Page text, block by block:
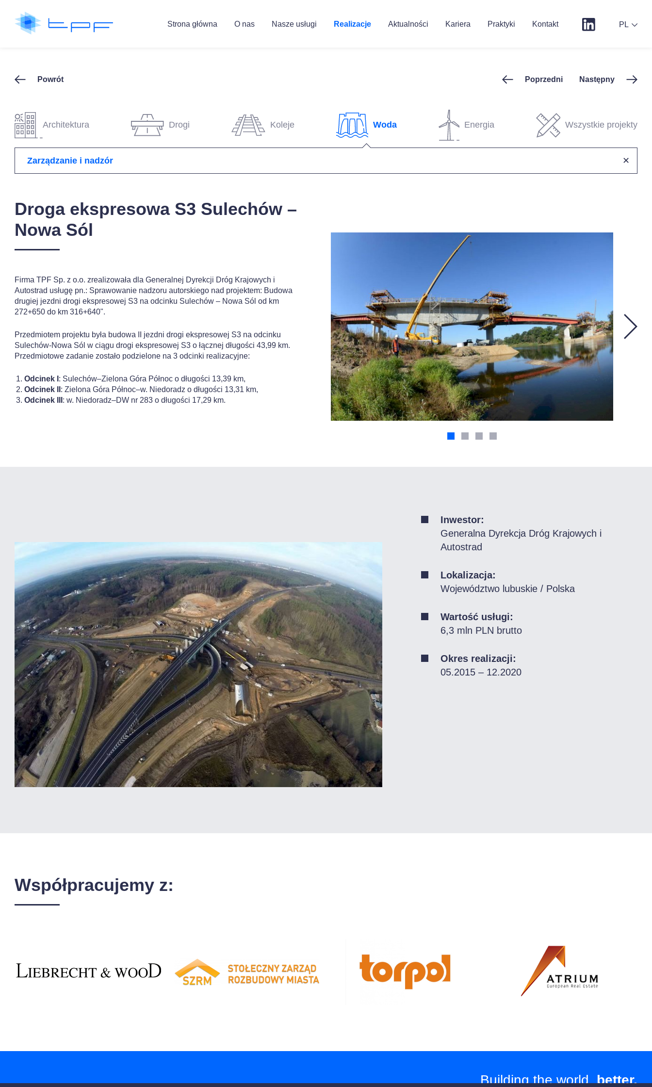
Strona główna O nas Nasze usługi Realizacje Aktualności Kariera Praktyki Kontakt PL
Powrót Poprzedni Następny
Architektura Drogi Koleje Woda
✕
Zarządzanie i nadzór
Energia Wszystkie projekty
Droga ekspresowa S3 Sulechów –
Nowa Sól
Firma TPF Sp. z o.o. zrealizowała dla Generalnej Dyrekcji Dróg Krajowych i
Autostrad usługę pn.: Sprawowanie nadzoru autorskiego nad projektem: Budowa
drugiej jezdni drogi ekspresowej S3 na odcinku Sulechów – Nowa Sól od km
272+650 do km 316+640".
Przedmiotem projektu była budowa II jezdni drogi ekspresowej S3 na odcinku
Sulechów-Nowa Sól w ciągu drogi ekspresowej S3 o łącznej długości 43,99 km.
Przedmiotowe zadanie zostało podzielone na 3 odcinki realizacyjne:
Odcinek I : Sulechów–Zielona Góra Północ o długości 13,39 km,
Odcinek II : Zielona Góra Północ–w. Niedoradz o długości 13,31 km,
Odcinek III : w. Niedoradz–DW nr 283 o długości 17,29 km.
Inwestor:
Generalna Dyrekcja Dróg Krajowych i
Autostrad
Lokalizacja:
Województwo lubuskie / Polska
Wartość usługi:
6,3 mln PLN brutto
Okres realizacji:
05.2015 – 12.2020
Współpracujemy z:
Building the world,better.